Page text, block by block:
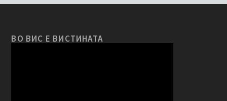
ВО ВИС Е ВИСТИНАТА